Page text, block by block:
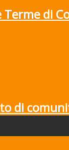
Terme di
di